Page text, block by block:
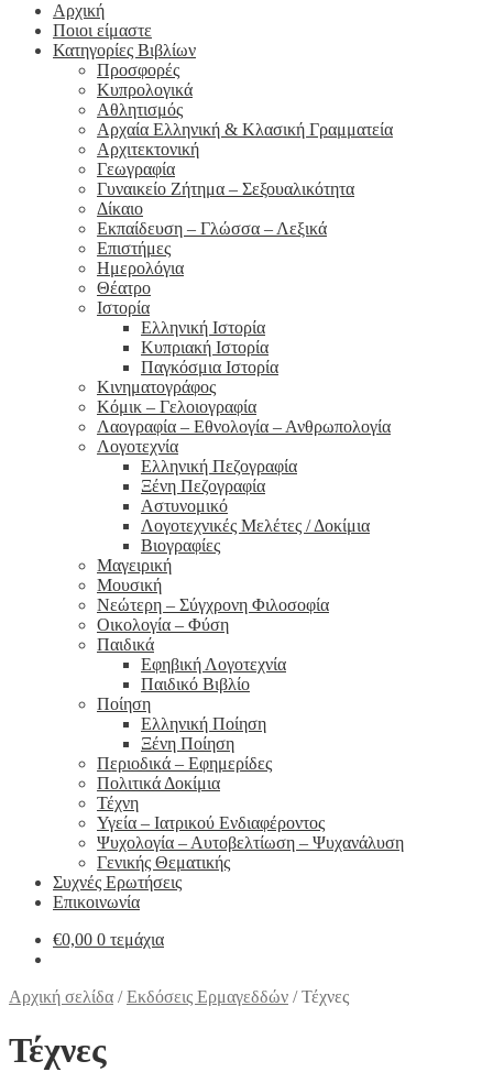
Αρχική
Ποιοι είμαστε
Κατηγορίες Βιβλίων
Προσφορές
Κυπρολογικά
Αθλητισμός
Αρχαία Ελληνική & Κλασική Γραμματεία
Αρχιτεκτονική
Γεωγραφία
Γυναικείο Ζήτημα – Σεξουαλικότητα
Δίκαιο
Εκπαίδευση – Γλώσσα – Λεξικά
Επιστήμες
Ημερολόγια
Θέατρο
Ιστορία
Ελληνική Ιστορία
Κυπριακή Ιστορία
Παγκόσμια Ιστορία
Κινηματογράφος
Κόμικ – Γελοιογραφία
Λαογραφία – Εθνολογία – Ανθρωπολογία
Λογοτεχνία
Ελληνική Πεζογραφία
Ξένη Πεζογραφία
Αστυνομικό
Λογοτεχνικές Μελέτες / Δοκίμια
Βιογραφίες
Μαγειρική
Μουσική
Νεώτερη – Σύγχρονη Φιλοσοφία
Οικολογία – Φύση
Παιδικά
Εφηβική Λογοτεχνία
Παιδικό Βιβλίο
Ποίηση
Ελληνική Ποίηση
Ξένη Ποίηση
Περιοδικά – Εφημερίδες
Πολιτικά Δοκίμια
Τέχνη
Υγεία – Ιατρικού Ενδιαφέροντος
Ψυχολογία – Αυτοβελτίωση – Ψυχανάλυση
Γενικής Θεματικής
Συχνές Ερωτήσεις
Επικοινωνία
€0,00 0 τεμάχια
Αρχική σελίδα /Εκδόσεις Ερμαγεδδών /Τέχνες
Τέχνες